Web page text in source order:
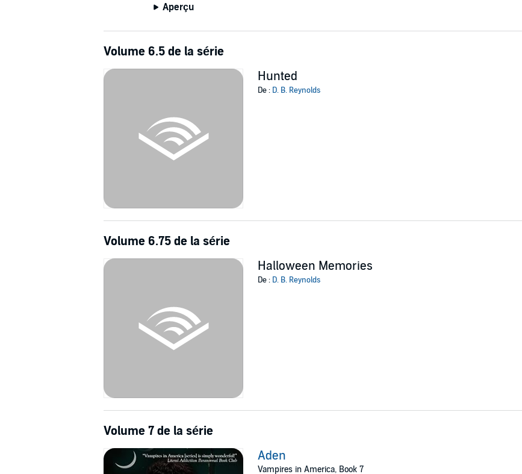
Aperçu
Volume 6.5 de la série
Hunted
De : D. B. Reynolds
Volume 6.75 de la série
Halloween Memories
De : D. B. Reynolds
Volume 7 de la série
Aden
Vampires in America, Book 7